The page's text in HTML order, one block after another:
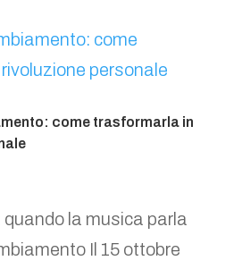
come trasformarla in
la musica parla
Il 15 ottobre